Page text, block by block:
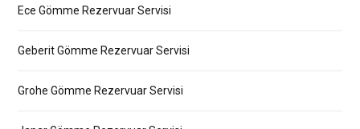
Ece Gömme Rezervuar Servisi
Geberit Gömme Rezervuar Servisi
Grohe Gömme Rezervuar Servisi